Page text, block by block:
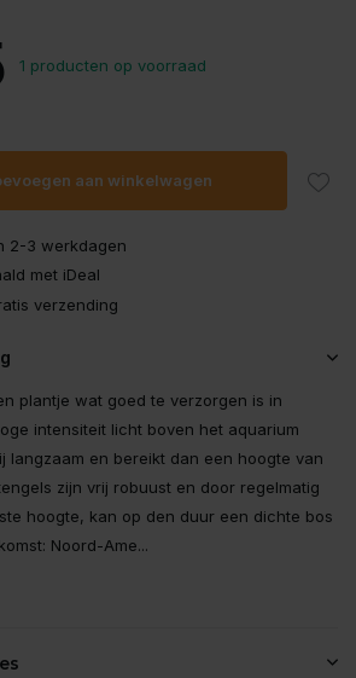
1 producten op voorraad
aan winkelwagen
2-3 werkdagen
met iDeal
verzending
plantje wat goed te verzorgen is in
intensiteit licht boven het aquarium
langzaam en bereikt dan een hoogte van
zijn vrij robuust en door regelmatig
hoogte, kan op den duur een dichte bos
Noord-Ame...